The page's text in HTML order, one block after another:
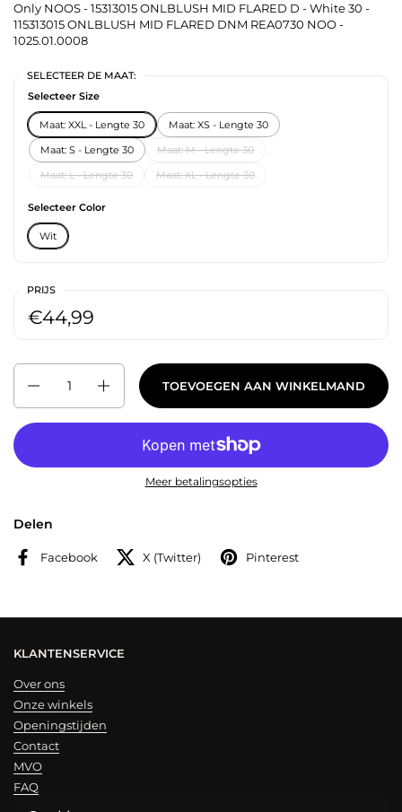
Only NOOS - 15313015 ONLBLUSH MID FLARED D - White 30 -
115313015 ONLBLUSH MID FLARED DNM REA0730 NOO -
1025.01.0008
SELECTEER DE MAAT:
Selecteer Size
Maat: XXL - Lengte 30
Maat: XS - Lengte 30
Maat: S - Lengte 30
Maat: M - Lengte 30
Maat: L - Lengte 30
Maat: XL - Lengte 30
Selecteer Color
Wit
PRIJS
€44,99
TOEVOEGEN AAN WINKELMAND
Meer betalingsopties
Delen
Facebook X (Twitter) Pinterest
KLANTENSERVICE
Over ons
Onze winkels
Openingstijden
Contact
MVO
FAQ